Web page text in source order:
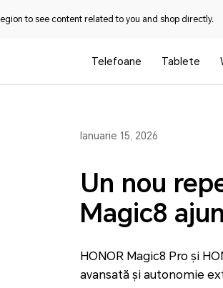
to see content related to you and shop directly.
Telefoane Tablete
Ianuarie 15, 2026
Un nou
Magic8
HONOR Magic8 Pro și
avansată și autonomie